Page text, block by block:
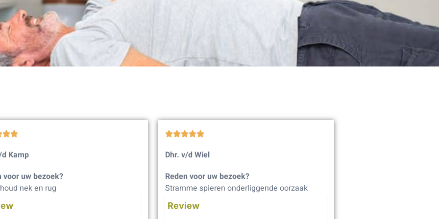

Kamp
voor uw bezoek?
nek en rug

Dhr. v/d Wiel
Reden voor uw bezoek?
Stramme spieren onderliggende oorzaak
Review